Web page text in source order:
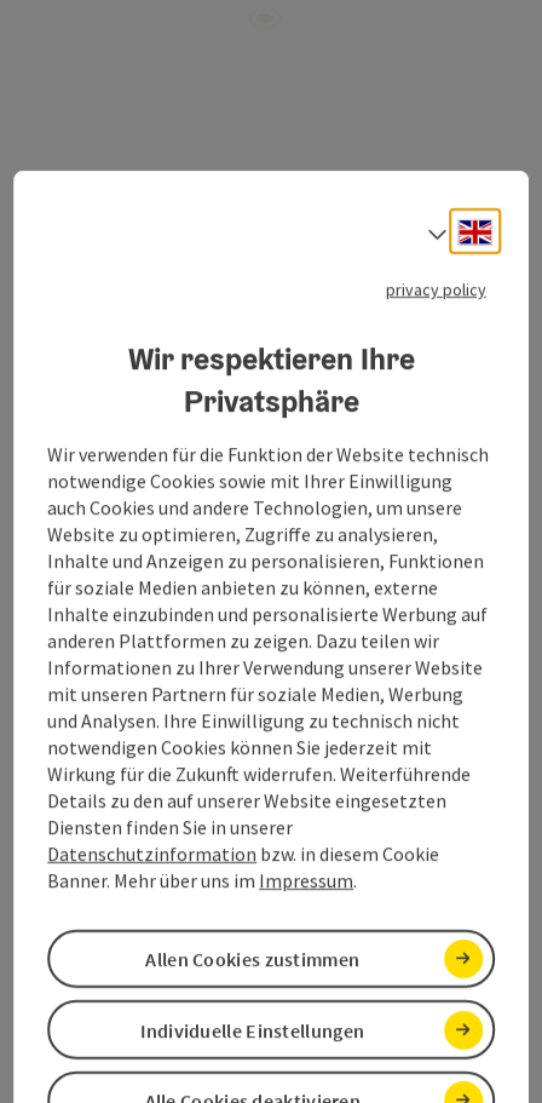
open inOpen in
Kitchens & home decor
Contact
Opening hours
Arrival
Accessibility
save post
Go to shortlist
Create PDF
Print article
Select
privacy policy
Wir respektieren Ihre
Privatsphäre
Wir verwenden für die Funktion der Website technisch
notwendige Cookies sowie mit Ihrer Einwilligung
auch Cookies und andere Technologien, um unsere
Website zu optimieren, Zugriffe zu analysieren,
Inhalte und Anzeigen zu personalisieren, Funktionen
für soziale Medien anbieten zu können, externe
Inhalte einzubinden und personalisierte Werbung auf
anderen Plattformen zu zeigen. Dazu teilen wir
Informationen zu Ihrer Verwendung unserer Website
mit unseren Partnern für soziale Medien, Werbung
und Analysen. Ihre Einwilligung zu technisch nicht
notwendigen Cookies können Sie jederzeit mit
Wirkung für die Zukunft widerrufen. Weiterführende
Details zu den auf unserer Website eingesetzten
Diensten finden Sie in unserer
Datenschutzinformation bzw. in diesem Cookie
Banner. Mehr über uns im Impressum.
Individuelle Einstellungen
Allen Cookies zustimmen